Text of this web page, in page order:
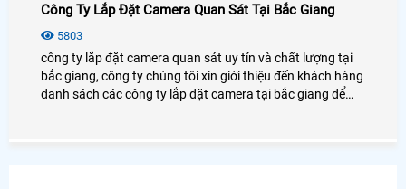
Công Ty Lắp Đặt Camera Quan Sát Tại Bắc Giang
5803
công ty lắp đặt camera quan sát uy tín và chất lượng tại
bắc giang, công ty chúng tôi xin giới thiệu đến khách hàng
danh sách các công ty lắp đặt camera tại bắc giang để